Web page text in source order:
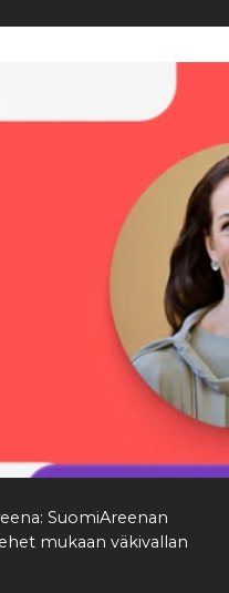
SuomiAreenan
mukaan väkivallan